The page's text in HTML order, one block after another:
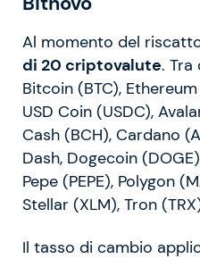
Al momento del
di 20 criptovalute. Tra
Bitcoin (BTC),
USD Coin (USDC),
Cash (BCH), Cardano
Dash, Dogecoin
Pepe (PEPE), Polygon
Stellar (XLM), Tron
Il tasso di cambio